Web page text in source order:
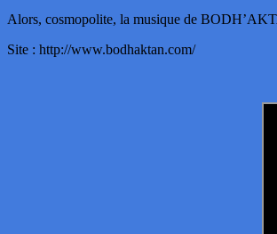
Alors, cosmopolite, la musique de
Site : http://www.bodhaktan.com/